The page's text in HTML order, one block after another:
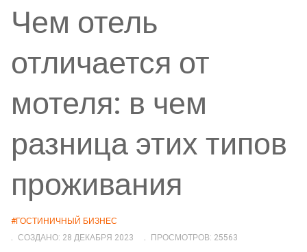
Чем отель
отличается от
мотеля: в чем
разница этих типов
проживания
#ГОСТИНИЧНЫЙ БИЗНЕС
СОЗДАНО: 28 ДЕКАБРЯ 2023
ПРОСМОТРОВ: 25563